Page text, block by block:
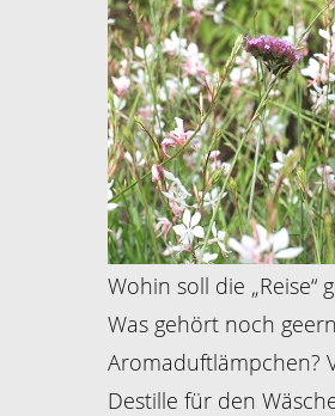
Wohin soll die „Reise“
Was gehört noch
Aromaduftlämpchen?
Destille für den